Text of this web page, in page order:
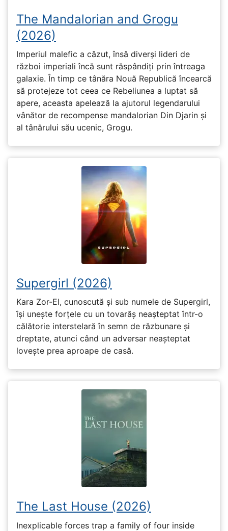
The Mandalorian and Grogu
(2026)
Imperiul malefic a căzut, însă diverși lideri de
război imperiali încă sunt răspândiți prin întreaga
galaxie. În timp ce tânăra Nouă Republică încearcă
să protejeze tot ceea ce Rebeliunea a luptat să
apere, aceasta apelează la ajutorul legendarului
vânător de recompense mandalorian Din Djarin și
al tânărului său ucenic, Grogu.
Supergirl (2026)
Kara Zor-El, cunoscută și sub numele de Supergirl,
își unește forțele cu un tovarăș neașteptat într-o
călătorie interstelară în semn de răzbunare și
dreptate, atunci când un adversar neașteptat
lovește prea aproape de casă.
The Last House (2026)
Inexplicable forces trap a family of four inside